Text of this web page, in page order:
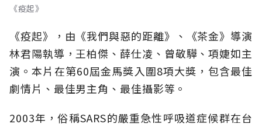
《疫起》
《疫起》，由《我們與惡的距離》、《茶金》導演
林君陽執導，王柏傑、薛仕凌、曾敬驊、項婕如主
演。本片在第60屆金馬獎入圍8項大獎，包含最佳
劇情片、最佳男主角、最佳攝影等。
2003年，俗稱SARS的嚴重急性呼吸道症候群在台